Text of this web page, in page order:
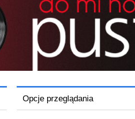
Opcje przeglądania